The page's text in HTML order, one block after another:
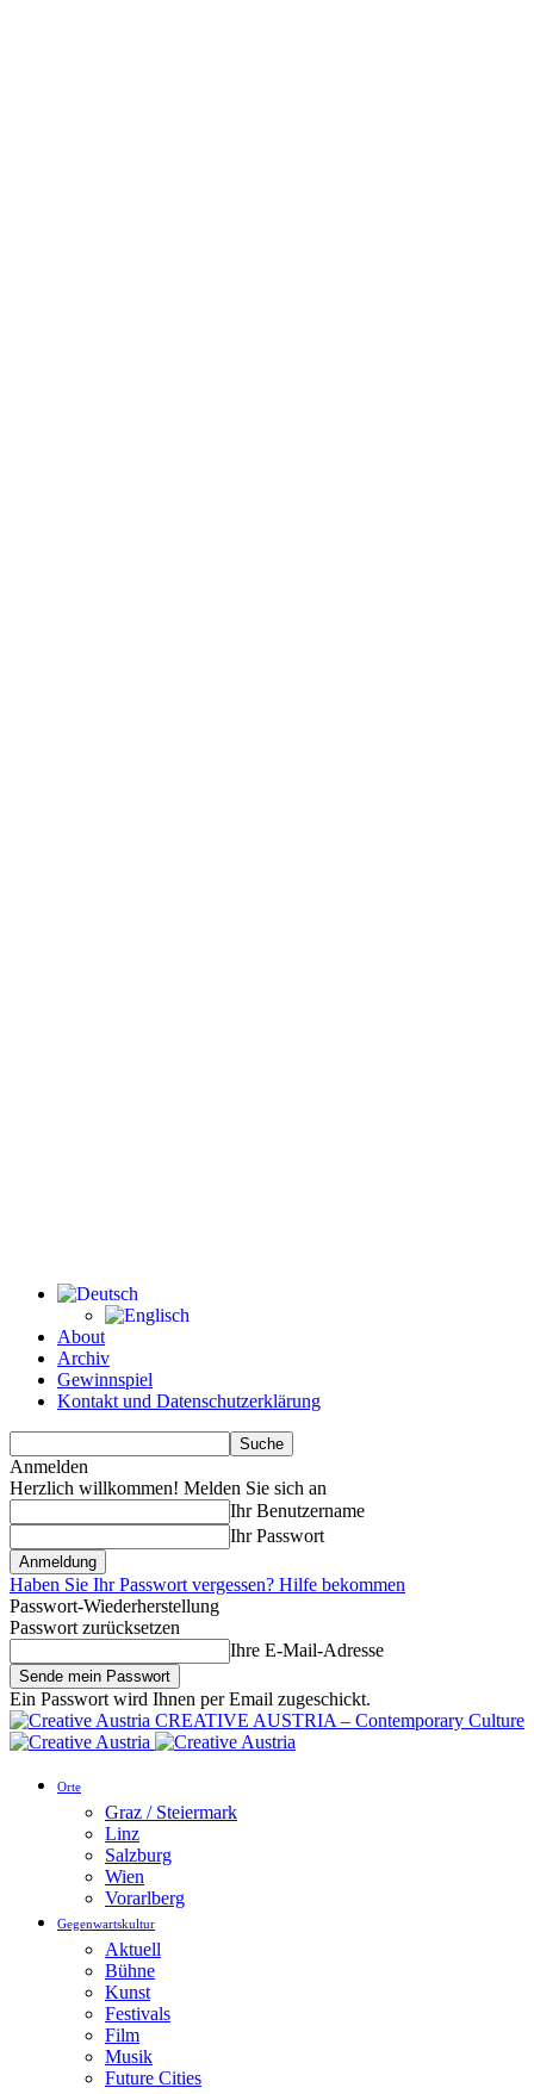
About
Archiv
Gewinnspiel
Kontakt und Datenschutzerklärung
Anmelden
Herzlich willkommen! Melden Sie sich an
Ihr Benutzername
Ihr Passwort
Haben Sie Ihr Passwort vergessen? Hilfe bekommen
Passwort-Wiederherstellung
Passwort zurücksetzen
Ihre E-Mail-Adresse
Ein Passwort wird Ihnen per Email zugeschickt.
CREATIVE AUSTRIA – Contemporary Culture
Orte
Graz / Steiermark
Linz
Salzburg
Wien
Vorarlberg
Gegenwartskultur
Aktuell
Bühne
Kunst
Festivals
Film
Musik
Future Cities